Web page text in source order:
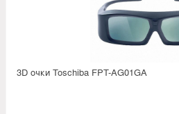
3D очки Toschiba FPT-AG01GA